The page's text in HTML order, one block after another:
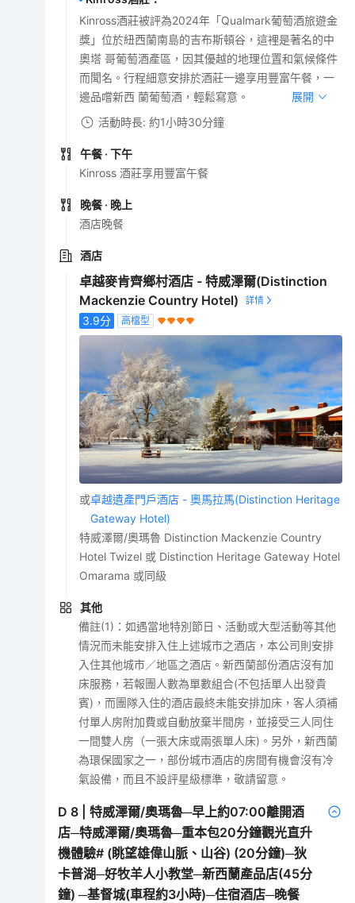
Kinross酒莊被評為2024年「Qualmark葡萄酒旅遊金
獎」位於紐西蘭南島的吉布斯頓谷，這裡是著名的中
奧塔 哥葡萄酒產區，因其優越的地理位置和氣候條件
而聞名。行程細意安排於酒莊一邊享用豐富午餐，一
邊品嚐新西 蘭葡萄酒，輕鬆寫意。
展開
活動時長: 約1小時30分鐘
午餐 · 下午
Kinross 酒莊享用豐富午餐
晚餐 · 晚上
酒店晚餐
酒店
卓越麥肯齊鄉村酒店 - 特威澤爾(Distinction
Mackenzie Country Hotel)
3.9分 高檔型
或卓越遺產門戶酒店 - 奧馬拉馬(Distinction Heritage
Gateway Hotel)
特威澤爾/奧瑪魯 Distinction Mackenzie Country
Hotel Twizel 或 Distinction Heritage Gateway Hotel
Omarama 或同級
其他
備註(1)：如遇當地特別節日、活動或大型活動等其他
情況而未能安排入住上述城市之酒店，本公司則安排
入住其他城市／地區之酒店。新西蘭部份酒店沒有加
床服務，若報團人數為單數組合(不包括單人出發貴
賓)，而團隊入住的酒店最終未能安排加床，客人須補
付單人房附加費或自動放棄半間房，並接受三人同住
一間雙人房（一張大床或兩張單人床)。另外，新西蘭
為環保國家之一，部份城市酒店的房間有機會沒有冷
氣設備，而且不設評星級標準，敬請留意。
D 8 |特威澤爾/奧瑪魯─早上約07:00離開酒
店─特威澤爾/奧瑪魯─重本包20分鐘觀光直升
機體驗# (眺望雄偉山脈、山谷) (20分鐘)─狄
卡普湖─好牧羊人小教堂─新西蘭產品店(45分
鐘) ─基督城(車程約3小時)─住宿酒店─晚餐